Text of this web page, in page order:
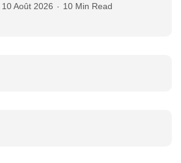
10 Août 2026 10 Min Read